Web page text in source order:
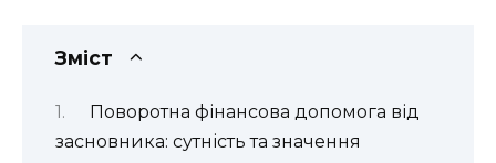
Зміст
Поворотна фінансова допомога від
засновника: сутність та значення